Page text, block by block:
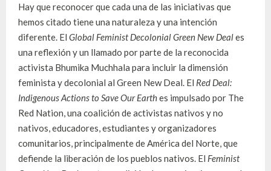
Hay que reconocer que cada una de las iniciativas que
hemos citado tiene una naturaleza y una intención
diferente. El Global Feminist Decolonial Green New Deales
una reflexión y un llamado por parte de la reconocida
activista Bhumika Muchhala para incluir la dimensión
feminista y decolonial al Green New Deal. El Red Deal:
Indigenous Actions to Save Our Earthes impulsado por The
Red Nation, una coalición de activistas nativos y no
nativos, educadores, estudiantes y organizadores
comunitarios, principalmente de América del Norte, que
defiende la liberación de los pueblos nativos. El Feminist